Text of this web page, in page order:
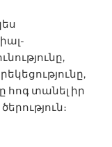
հոգ տանել իր